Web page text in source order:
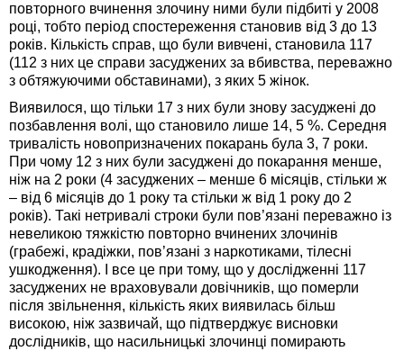
повторного вчинення злочину ними були підбиті у 2008
році, тобто період спостереження становив від 3 до 13
років. Кількість справ, що були вивчені, становила 117
(112 з них це справи засуджених за вбивства, переважно
з обтяжуючими обставинами), з яких 5 жінок.
Виявилося, що тільки 17 з них були знову засуджені до
позбавлення волі, що становило лише 14, 5 %. Середня
тривалість новопризначених покарань була 3, 7 роки.
При чому 12 з них були засуджені до покарання менше,
ніж на 2 роки (4 засуджених – менше 6 місяців, стільки ж
– від 6 місяців до 1 року та стільки ж від 1 року до 2
років). Такі нетривалі строки були пов’язані переважно із
невеликою тяжкістю повторно вчинених злочинів
(грабежі, крадіжки, пов’язані з наркотиками, тілесні
ушкодження). І все це при тому, що у дослідженні 117
засуджених не враховували довічників, що померли
після звільнення, кількість яких виявилась більш
високою, ніж зазвичай, що підтверджує висновки
дослідників, що насильницькі злочинці помирають